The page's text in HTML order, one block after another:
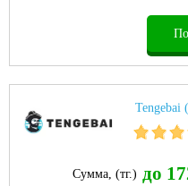
Tengebai
Сумма, (тг.) до